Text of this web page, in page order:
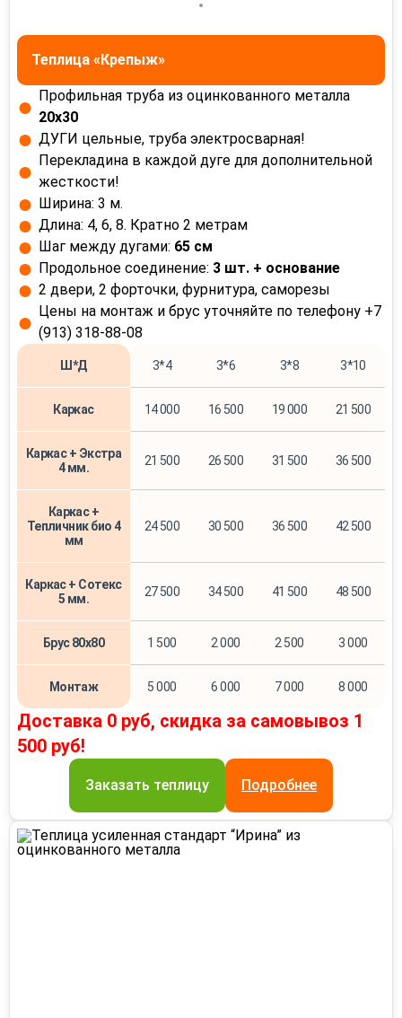
Теплица «Крепыж»
Профильная труба из оцинкованного металла
20х30
ДУГИ цельные, труба электросварная!
Перекладина в каждой дуге для дополнительной
жесткости!
Ширина: 3 м.
Длина: 4, 6, 8. Кратно 2 метрам
Шаг между дугами: 65 см
Продольное соединение: 3 шт. + основание
2 двери, 2 форточки, фурнитура, саморезы
Цены на монтаж и брус уточняйте по телефону +7
(913) 318-88-08
Ш*Д 3*4 3*6 3*8 3*10
Каркас 14 000 16 500 19 000 21 500
Каркас + Экстра
4 мм.
21 500 26 500 31 500 36 500
Каркас +
Тепличник био 4
мм
24 500 30 500 36 500 42 500
Каркас + Сотекс
5 мм.
27 500 34 500 41 500 48 500
Брус 80х80 1 500 2 000 2 500 3 000
Монтаж 5 000 6 000 7 000 8 000
Доставка 0 руб, скидка за самовывоз 1
500 руб!
Заказать теплицу Подробнее